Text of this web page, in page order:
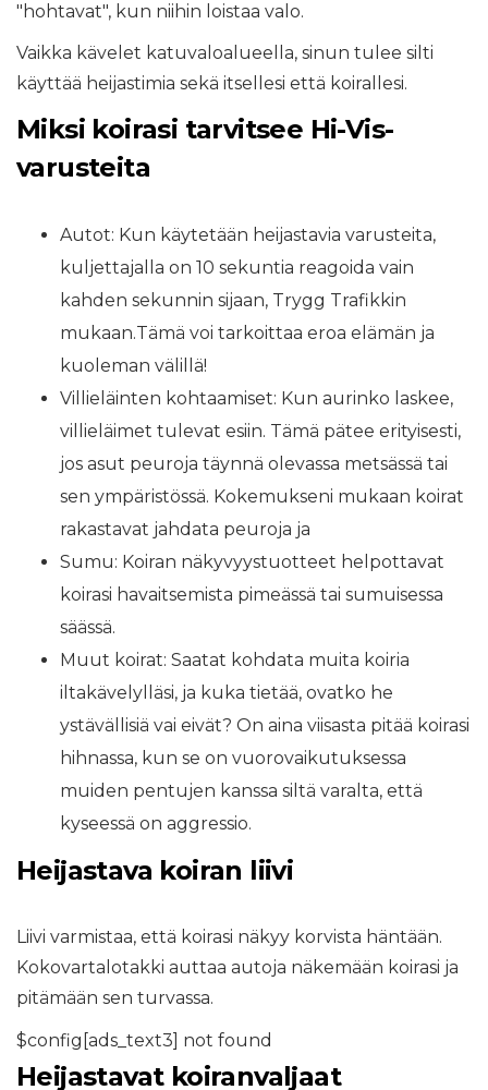
"hohtavat", kun niihin loistaa valo.
Vaikka kävelet katuvaloalueella, sinun tulee silti
käyttää heijastimia sekä itsellesi että koirallesi.
Miksi koirasi tarvitsee Hi-Vis-
varusteita
Autot: Kun käytetään heijastavia varusteita,
kuljettajalla on 10 sekuntia reagoida vain
kahden sekunnin sijaan, Trygg Trafikkin
mukaan.Tämä voi tarkoittaa eroa elämän ja
kuoleman välillä!
Villieläinten kohtaamiset: Kun aurinko laskee,
villieläimet tulevat esiin. Tämä pätee erityisesti,
jos asut peuroja täynnä olevassa metsässä tai
sen ympäristössä. Kokemukseni mukaan koirat
rakastavat jahdata peuroja ja
Sumu: Koiran näkyvyystuotteet helpottavat
koirasi havaitsemista pimeässä tai sumuisessa
säässä.
Muut koirat: Saatat kohdata muita koiria
iltakävelylläsi, ja kuka tietää, ovatko he
ystävällisiä vai eivät? On aina viisasta pitää koirasi
hihnassa, kun se on vuorovaikutuksessa
muiden pentujen kanssa siltä varalta, että
kyseessä on aggressio.
Heijastava koiran liivi
Liivi varmistaa, että koirasi näkyy korvista häntään.
Kokovartalotakki auttaa autoja näkemään koirasi ja
pitämään sen turvassa.
$config[ads_text3] not found
Heijastavat koiranvaljaat